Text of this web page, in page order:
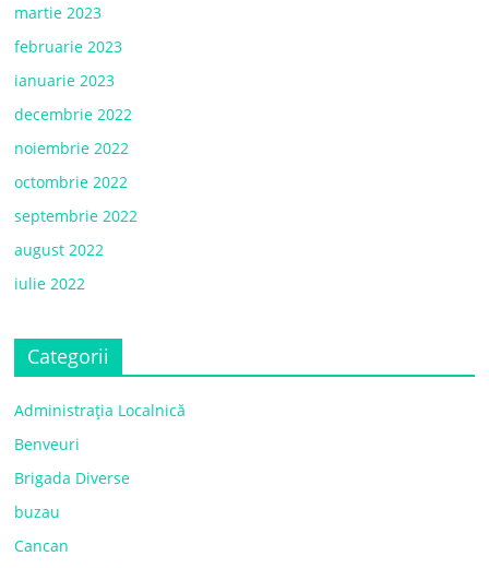
martie 2023
februarie 2023
ianuarie 2023
decembrie 2022
noiembrie 2022
octombrie 2022
septembrie 2022
august 2022
iulie 2022
Categorii
Administrația Localnică
Benveuri
Brigada Diverse
buzau
Cancan